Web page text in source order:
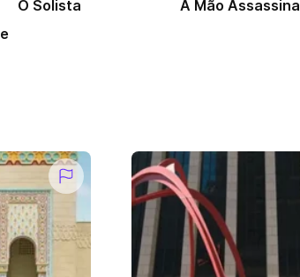
O Solista A Mão Assassina